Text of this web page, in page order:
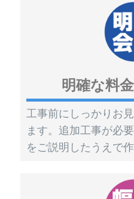
明確な料
工事前にしっかりお
ます。追加工事が必
をご説明したうえで